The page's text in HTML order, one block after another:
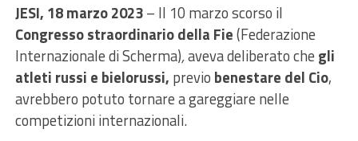
JESI, 18 marzo 2023– Il 10 marzo scorso il
Congresso straordinario della Fie(Federazione
Internazionale di Scherma),aveva deliberato che gli
atleti russi e bielorussi, previo benestare del Cio,
avrebbero potuto tornare a gareggiare nelle
competizioni internazionali.